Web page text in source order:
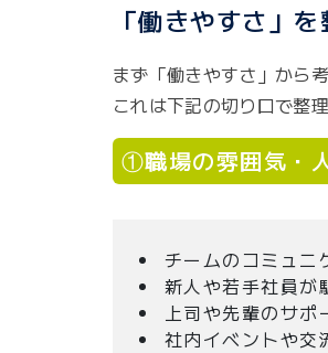
「働きやすさ」
まず「働きやすさ」から
これは下記の切り口で整
①職場の雰囲気・
チームのコミュニ
新人や若手社員が
上司や先輩のサポ
社内イベントや交